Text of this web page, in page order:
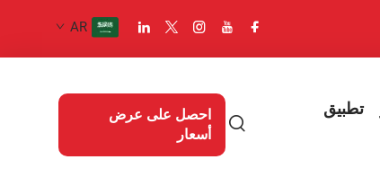
AR
تطبيق
احصل على عرض
أسعار